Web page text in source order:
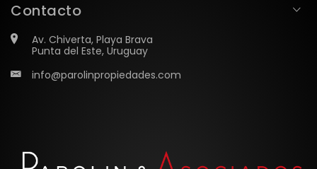
Contacto
Av. Chiverta, Playa Brava
Punta del Este, Uruguay
info@parolinpropiedades.com